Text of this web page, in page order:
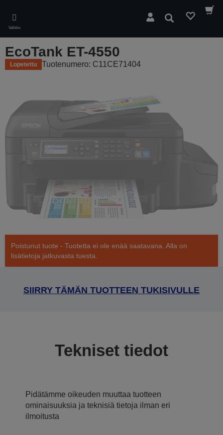
main
content
Valikko
Hae
EcoTank ET-4550
Lopetettu Tuotenumero: C11CE71404
Poistunut tuote - Tuotetta ei ole enää saatavana. Alla on
lisätietoja jatkuvasta tuesta.
SIIRRY TÄMÄN TUOTTEEN TUKISIVULLE
Tekniset tiedot
Pidätämme oikeuden muuttaa tuotteen
ominaisuuksia ja teknisiä tietoja ilman eri
ilmoitusta